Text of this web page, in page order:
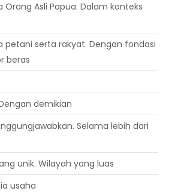
Asli Papua. Dalam konteks
petani serta rakyat. Dengan fondasi
beras
demikian
Selama lebih dari
unik. Wilayah yang luas
usaha